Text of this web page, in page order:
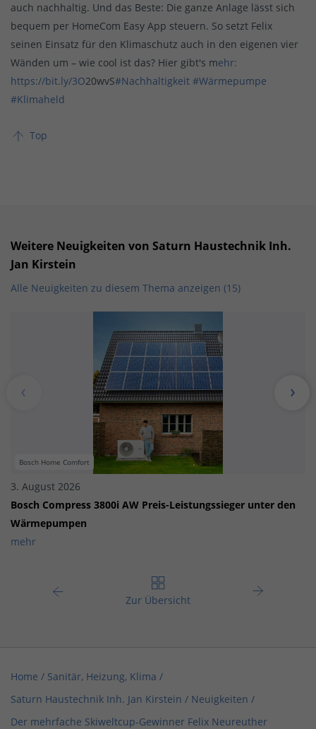
auch nachhaltig. Und das Beste: Die ganze Anlage lässt sich
bequem per HomeCom Easy App steuern. So setzt Felix
seinen Einsatz für den Klimaschutz auch in den eigenen vier
Wänden um – wie cool ist das? Hier gibt's mehr:
https://bit.ly/3O20wvS#Nachhaltigkeit #Wärmepumpe
#Klimaheld
Top
Weitere Neuigkeiten von Saturn Haustechnik Inh.
Jan Kirstein
Alle Neuigkeiten zu diesem Thema anzeigen (15)
Bosch Home Comfort
3. August 2026
Bosch Compress 3800i AW Preis-Leistungssieger unter den
Wärmepumpen
mehr
Zur Übersicht
Home / Sanitär, Heizung, Klima /
Saturn Haustechnik Inh. Jan Kirstein / Neuigkeiten /
Der mehrfache Skiweltcup-Gewinner Felix Neureuther